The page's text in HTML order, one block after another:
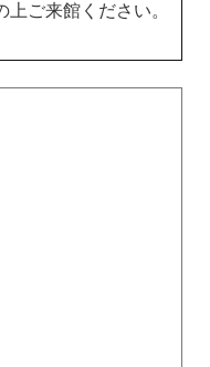
ご来館ください。